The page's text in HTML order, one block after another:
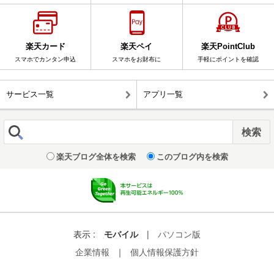
楽天カード
スマホでカンタン申込
楽天ペイ
スマホをお財布に
楽天PointClub
手軽にポイントを確認
サービス一覧 アプリ一覧
楽天ブログ全体を検索 このブログ内を検索
表示 : モバイル |
パソコン版
企業情報
｜ 個人情報保護方針